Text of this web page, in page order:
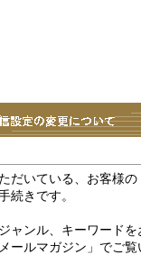
だいている、お客様
続きです。
ャンル、キーワード
ールマガジン」でご覧